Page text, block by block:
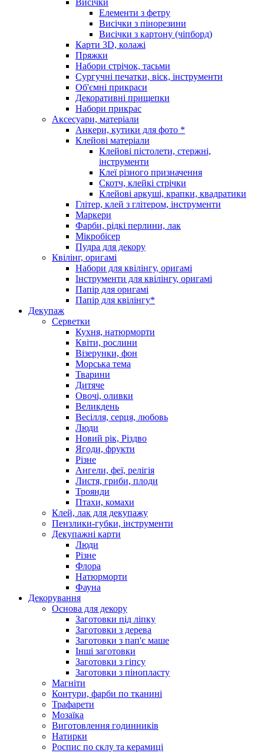
Елементи з фетру
Висічки з пінорезини
Висічки з картону (чіпборд)
Карти 3D, колажі
Пряжки
Набори стрічок, тасьми
Сургучні печатки, віск, інструменти
Об'ємні прикраси
Декоративні прищепки
Набори прикрас
Аксесуари, матеріали
Анкери, кутики для фото *
Клейові матеріали
Клейові пістолети, стержні,
інструменти
Клеї різного призначення
Скотч, клейкі стрічки
Клейові аркуші, крапки, квадратики
Глітер, клей з глітером, інструменти
Маркери
Фарби, рідкі перлини, лак
Мікробісер
Пудра для декору
Квілінг, оригамі
Набори для квілінгу, оригамі
Інструменти для квілінгу, оригамі
Папір для оригамі
Папір для квілінгу*
Декупаж
Серветки
Кухня, натюрморти
Квіти, рослини
Візерунки, фон
Морська тема
Тварини
Дитяче
Овочі, оливки
Великдень
Весілля, серця, любовь
Люди
Новий рік, Різдво
Ягоди, фрукти
Різне
Ангели, феї, релігія
Листя, гриби, плоди
Троянди
Птахи, комахи
Клей, лак для декупажу
Пензлики-губки, інструменти
Декупажні карти
Люди
Різне
Флора
Натюрморти
Фауна
Декорування
Основа для декору
Заготовки під ліпку
Заготовки з дерева
Заготовки з пап'є маше
Інші заготовки
Заготовки з гіпсу
Заготовки з пінопласту
Магніти
Контури, фарби по тканині
Трафарети
Мозаїка
Виготовлення годинників
Натирки
Роспис по склу та керамиці